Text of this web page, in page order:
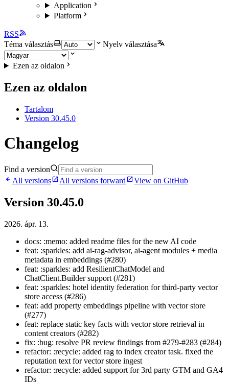
Application
Platform
RSS
Téma választás
Nyelv választása
Ezen az oldalon
Ezen az oldalon
Tartalom
Version 30.45.0
Changelog
Find a version
All versions
All versions forward View on GitHub
Version 30.45.0
2026. ápr. 13.
docs: :memo: added readme files for the new AI code
feat: :sparkles: add ai-rag-advisor, ai-agent modules + media
metadata in embeddings (#280)
feat: :sparkles: add ResilientChatModel and
ChatClient.Builder support (#281)
feat: :sparkles: hotel identity federation for third-party vector
store access (#286)
feat: add property embeddings pipeline with vector store
(#277)
feat: replace static key facts with vector store retrieval in
content creators (#282)
fix: :bug: resolve PR review findings from #279-#283 (#284)
refactor: :recycle: added rag to index creator task. fixed the
reputation text for vector store ingest
refactor: :recycle: added support for 3rd party GTM and GA4
IDs